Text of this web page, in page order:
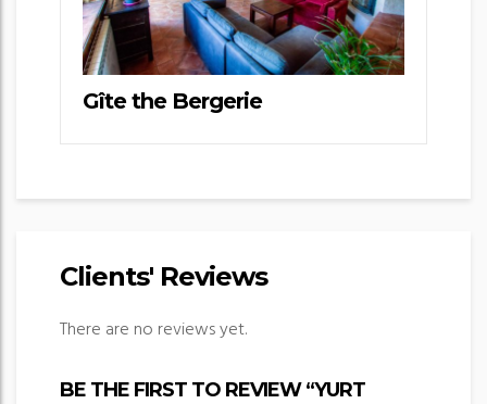
Gîte the Bergerie
Clients' Reviews
There are no reviews yet.
BE THE FIRST TO REVIEW “YURT